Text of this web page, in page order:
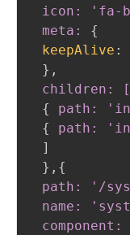
icon: 'fa-
meta:
{
keepAlive :
} ,
children: [
{
path:
{
path:
]
} , {
path: '/
name: